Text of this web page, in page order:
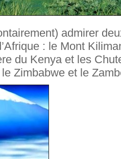
admirer
: le Mont
du Kenya et les
Zimbabwe et le